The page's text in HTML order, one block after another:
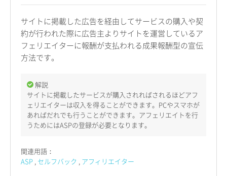
サイトに掲載した広告を経由してサービスの購入や契
約が行われた際に広告主よりサイトを運営しているア
フェリエイターに報酬が支払われる成果報酬型の宣伝
方法です。
解説
サイトに掲載したサービスが購入されればされるほどアフ
ェリエイターは収入を得ることができます。PCやスマホが
あればだれでも行うことができます。アフェリエイトを行
うためにはASPの登録が必要となります。
関連用語：
ASP セルフバック アフィリエイター